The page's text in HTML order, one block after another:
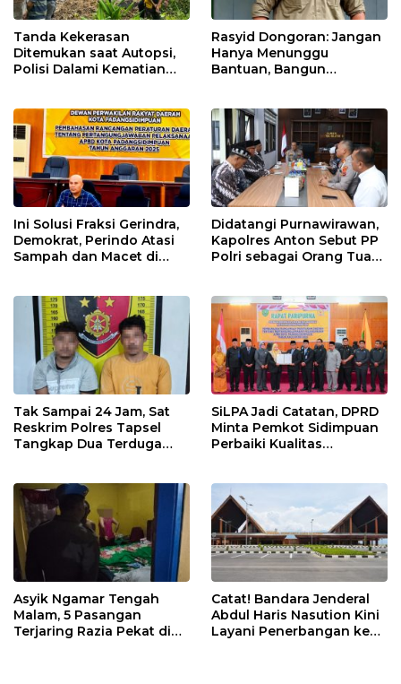
Tanda Kekerasan
Ditemukan saat Autopsi,
Polisi Dalami Kematian
Rasyid Dongoran: Jangan
Hanya Menunggu
Bantuan, Bangun
Ini Solusi Fraksi Gerindra,
Demokrat, Perindo Atasi
Sampah dan Macet di
Didatangi Purnawirawan,
Kapolres Anton Sebut PP
Polri sebagai Orang Tua
Tak Sampai 24 Jam, Sat
Reskrim Polres Tapsel
Tangkap Dua Terduga
SiLPA Jadi Catatan, DPRD
Minta Pemkot Sidimpuan
Perbaiki Kualitas
Asyik Ngamar Tengah
Malam, 5 Pasangan
Terjaring Razia Pekat di
Catat! Bandara Jenderal
Abdul Haris Nasution Kini
Layani Penerbangan ke